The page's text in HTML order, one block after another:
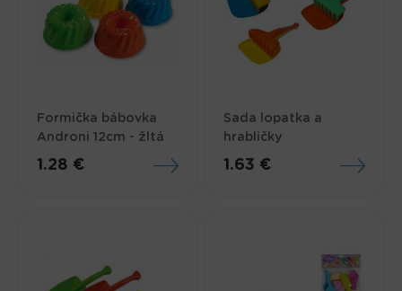
Formička bábovka
Androni 12cm - žltá
1.28 €
Sada lopatka a
hrabličky
1.63 €